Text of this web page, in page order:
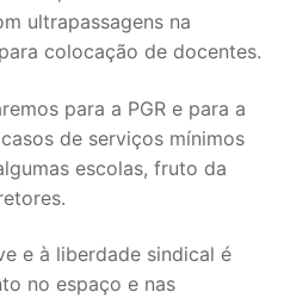
ultrapassagens na
colocação de docentes.
para a PGR e para a
de serviços mínimos
escolas, fruto da
e à liberdade sindical é
no espaço e nas